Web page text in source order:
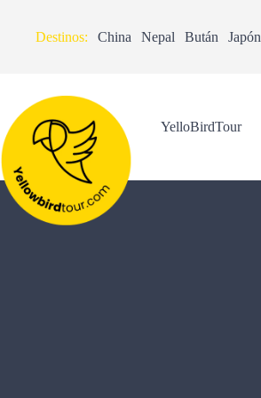
Destinos: China Nepal Bután Japón
YelloBirdTour